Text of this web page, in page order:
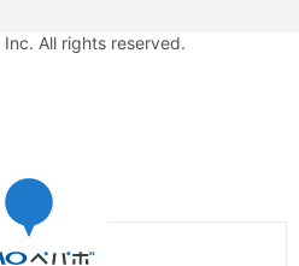
All rights reserved.